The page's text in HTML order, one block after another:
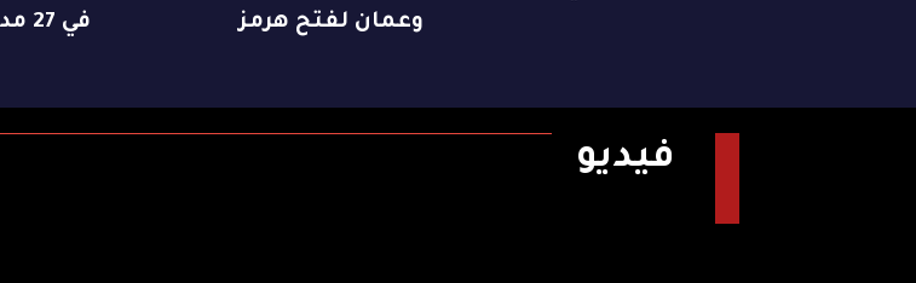
وعمان لفتح هرمز
في 27 مدينة كبرى
فيديو